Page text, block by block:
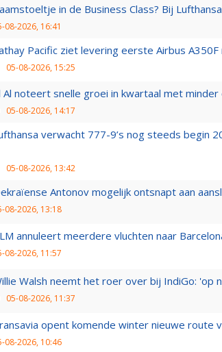
in de Business Class? Bij
08-2026, 16:41
Pacific ziet levering eerste Airbus
05-08-2026, 15:25
Al noteert snelle groei in kwartaal met
05-08-2026, 14:17
verwacht 777-9’s nog steeds begin
05-08-2026, 13:42
Antonov mogelijk ontsnapt aan
08-2026, 13:18
annuleert meerdere vluchten naar
08-2026, 11:57
Walsh neemt het roer over bij IndiGo: 'op
05-08-2026, 11:37
opent komende winter nieuwe route
08-2026, 10:46